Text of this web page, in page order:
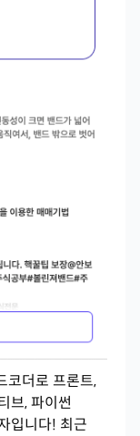
코더로 프론트,
브, 파이썬
입니다! 최근